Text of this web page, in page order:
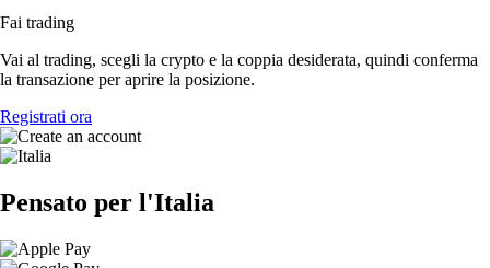
Fai trading
Vai al trading, scegli la crypto e la coppia desiderata, quindi conferma
la transazione per aprire la posizione.
Registrati ora
Pensato per l'Italia